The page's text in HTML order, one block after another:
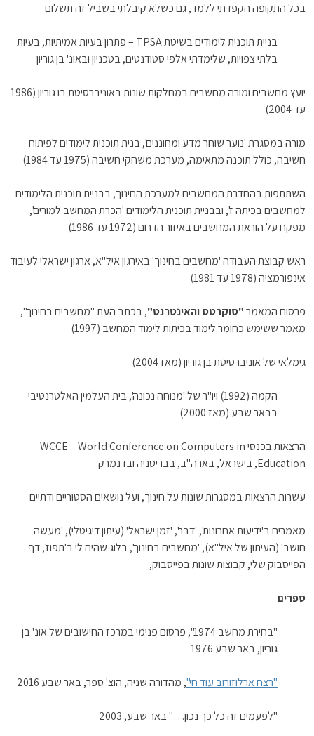
בכל התקופה הקפדתי ללמד, גם כשלא קיבלתי בשביל זה תשלום
בניית תוכנית לימודים בשיטת TPSA – פתרון בעיות אמיתיות, בעיות
בלתי צפויות, שלימדתי אלפי סטודנטים, בטכניון ובאונ' בן גוריון
יועץ מחשבים ומורה מחשבים במחלקות שונות באוניברסיטת בו גוריון (1986
עד 2004)
מורה במסגרת 'נוער שוחר מדע ומחוננים', בנית תוכנית לימודים לפיתוח
חשיבה, כולל תוכנה מתאימה, מערכת משחקי חשיבה (1975 עד 1984)
השתתפות בהחדרת המחשבים למערכת החינוך, בבניית תוכנית הלימודים
למחשבים בכיתה ז', ובבניית תוכנית הלימודים 'הכרת המחשב למורים',
מפקח על הוראת המחשבים באיזור הדרום (1972 עד 1986)
ראש קבוצת העבודה 'מחשבים בחינוך' באירגון איל"א, ארגון ישראלי לעיבוד
אינפורמציה (1978 עד 1981)
פרסום המאמר"סוקרטס והאינטרנט", בכתב העת "מחשבים בחינוך",
מאמר ששימש כחומר לימוד בכיתות לימוד המחשב (1997)
גימלאי של אוניברסיטת בן גוריון (מאז 2004)
הקמה (1992) ויו"ר של 'מנוחה נכונה', בית העלמין האלטרנטיבי
בבאר שבע (מאז 2000)
הרצאות בכנסי WCCE – World Conference on Computers in
Education, בישראל, בארה"ב, בבריטניה ובדנמרק
עשרות הרצאות במסגרות שונות על חינוך, ועל נושאים הסטוריים ודתיים
מאמרים ב'ידיעות אחרונות', 'דבר', 'זמן ישראל' (עיתון דיגיטלי), 'מעשה
חושב' (העיתון של איל"א), 'מחשבים בחינוך', בלוג שהיה לי ב'תפוז', דף
הפייסבוק שלי, קבוצות שונות בפייסבוק,
ספרים
"בחירת מחשב 1974", פרסום פנימי במרכז החישובים של אונ' בן
גוריון, באר שבע 1976
"רצח ארלוזורוב עוד חי", מהדורה שניה, הוצ' ספר, באר שבע 2016
"לפעמים זה כל כך נכון…" באר שבע, 2003